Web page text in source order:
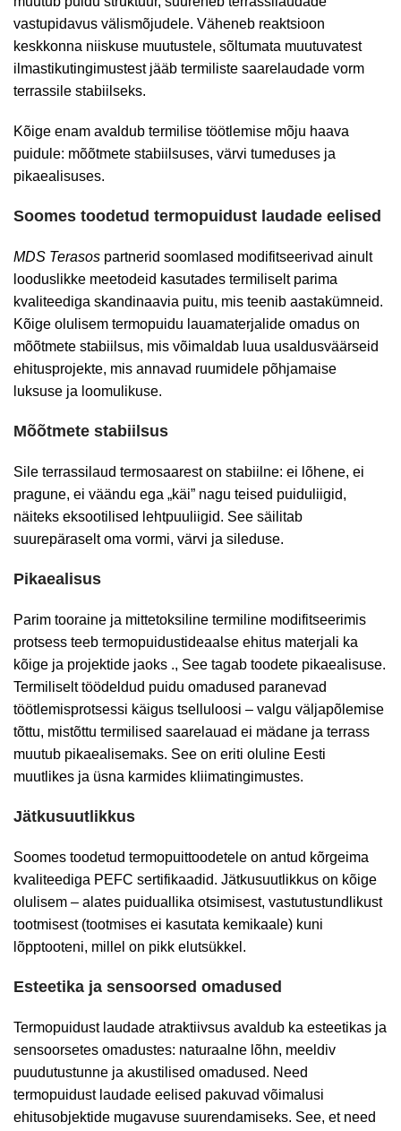
vastupidavus välismõjudele. Väheneb reaktsioon
keskkonna niiskuse muutustele, sõltumata muutuvatest
ilmastikutingimustest jääb termiliste saarelaudade vorm
terrassile stabiilseks.
Kõige enam avaldub termilise töötlemise mõju haava
puidule: mõõtmete stabiilsuses, värvi tumeduses ja
pikaealisuses.
Soomes toodetud termopuidust laudade eelised
MDS Terasos partnerid soomlased modifitseerivad ainult
looduslikke meetodeid kasutades termiliselt parima
kvaliteediga skandinaavia puitu, mis teenib aastakümneid.
Kõige olulisem termopuidu lauamaterjalide omadus on
mõõtmete stabiilsus, mis võimaldab luua usaldusväärseid
ehitusprojekte, mis annavad ruumidele põhjamaise
luksuse ja loomulikuse.
Mõõtmete stabiilsus
Sile terrassilaud termosaarest on stabiilne: ei lõhene, ei
pragune, ei väändu ega „käi” nagu teised puiduliigid,
näiteks eksootilised lehtpuuliigid. See säilitab
suurepäraselt oma vormi, värvi ja sileduse.
Pikaealisus
Parim tooraine ja mittetoksiline termiline modifitseerimis
protsess teeb termopuidustideaalse ehitus materjali ka
kõige ja projektide jaoks ., See tagab toodete pikaealisuse.
Termiliselt töödeldud puidu omadused paranevad
töötlemisprotsessi käigus tselluloosi – valgu väljapõlemise
tõttu, mistõttu termilised saarelauad ei mädane ja terrass
muutub pikaealisemaks. See on eriti oluline Eesti
muutlikes ja üsna karmides kliimatingimustes.
Jätkusuutlikkus
Soomes toodetud termopuittoodetele on antud kõrgeima
kvaliteediga PEFC sertifikaadid. Jätkusuutlikkus on kõige
olulisem – alates puiduallika otsimisest, vastutustundlikust
tootmisest (tootmises ei kasutata kemikaale) kuni
lõpptooteni, millel on pikk elutsükkel.
Esteetika ja sensoorsed omadused
Termopuidust laudade atraktiivsus avaldub ka esteetikas ja
sensoorsetes omadustes: naturaalne lõhn, meeldiv
puudutustunne ja akustilised omadused. Need
termopuidust laudade eelised pakuvad võimalusi
ehitusobjektide mugavuse suurendamiseks. See, et need